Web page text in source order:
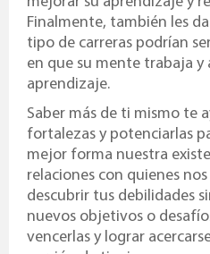
Finalmente, también les
tipo de carreras podrían
en que su mente trabaja y
aprendizaje.
Saber más de ti mismo te
fortalezas y potenciarlas
mejor forma nuestra
relaciones con quienes
descubrir tus debilidades
nuevos objetivos o
vencerlas y lograr